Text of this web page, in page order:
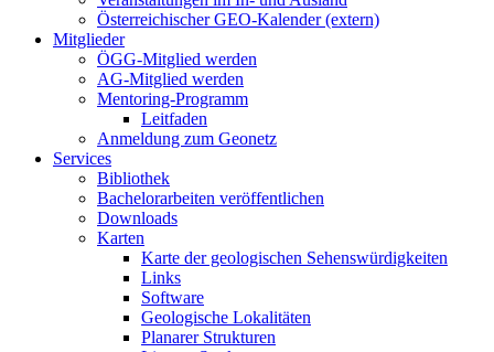
Österreichischer GEO-Kalender (extern)
Mitglieder
ÖGG-Mitglied werden
AG-Mitglied werden
Mentoring-Programm
Leitfaden
Anmeldung zum Geonetz
Services
Bibliothek
Bachelorarbeiten veröffentlichen
Downloads
Karten
Karte der geologischen Sehenswürdigkeiten
Links
Software
Geologische Lokalitäten
Planarer Strukturen